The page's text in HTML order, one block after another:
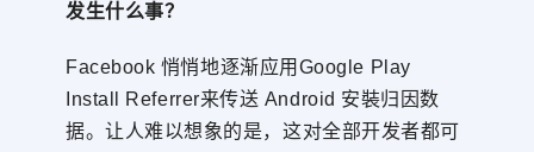
发生什么事？
Facebook 悄悄地逐渐应用Google Play
Install Referrer来传送 Android 安裝归因数
据。让人难以想象的是，这对全部开发者都可